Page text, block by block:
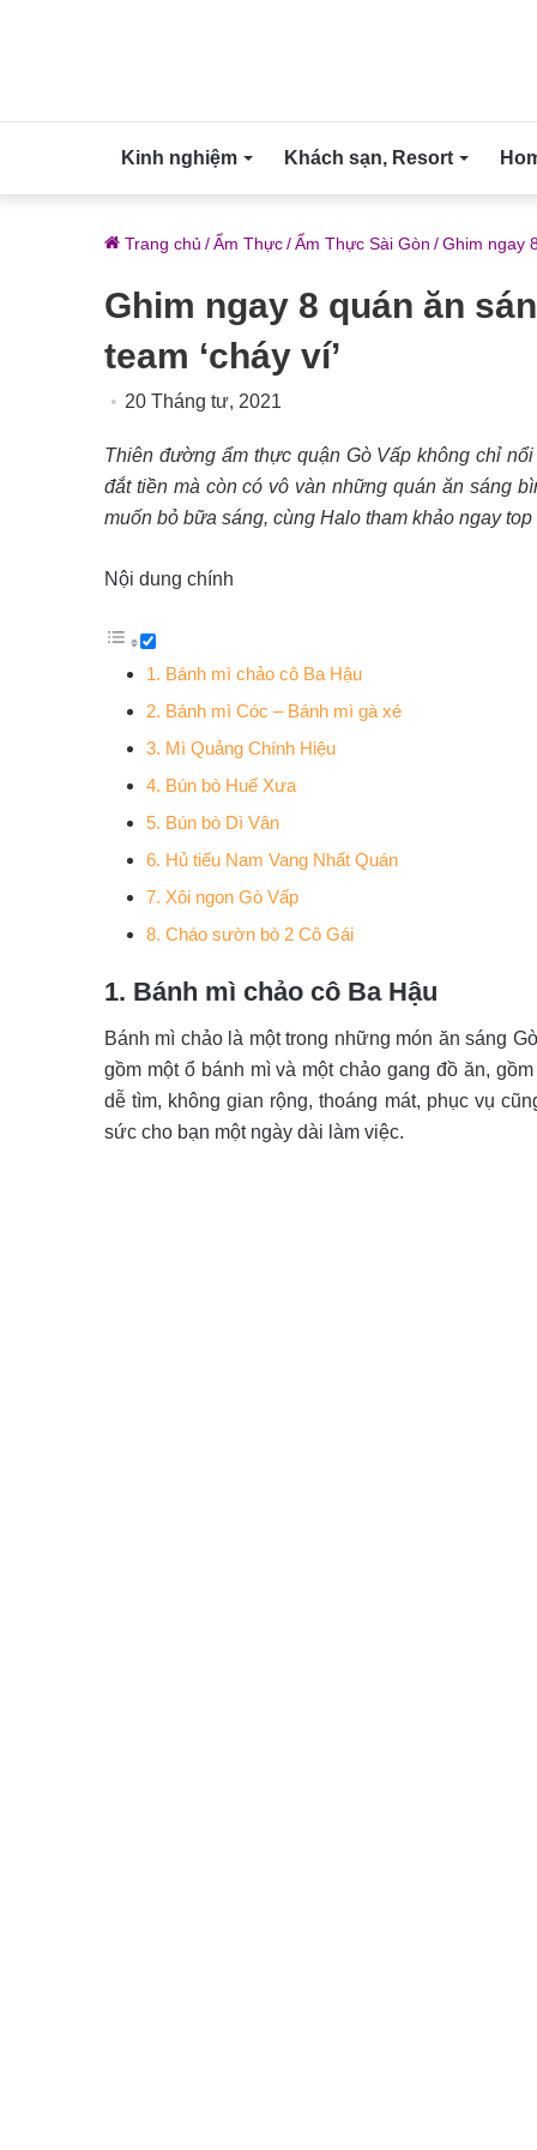
Kinh nghiệm Khách sạn, Resort
Trang chủ /Ẩm Thực/Ẩm Thực Sài Gòn /Ghim ngay
Ghim ngay 8 quán ăn
team ‘cháy ví’
20 Tháng tư, 2021
Thiên đường ẩm thực quận Gò Vấp không chỉ
đắt tiền mà còn có vô vàn những quán ăn sáng
muốn bỏ bữa sáng, cùng Halo tham khảo ngay
Nội dung chính
1. Bánh mì chảo cô Ba Hậu
2. Bánh mì Cóc – Bánh mì gà xé
3. Mì Quảng Chính Hiệu
4. Bún bò Huế Xưa
5. Bún bò Dì Vân
6. Hủ tiếu Nam Vang Nhất Quán
7. Xôi ngon Gò Vấp
8. Cháo sườn bò 2 Cô Gái
1. Bánh mì chảo cô Ba Hậu
Bánh mì chảo là một trong những món ăn sáng
gồm một ổ bánh mì và một chảo gang đồ ăn,
dễ tìm, không gian rộng, thoáng mát, phục vụ
sức cho bạn một ngày dài làm việc.